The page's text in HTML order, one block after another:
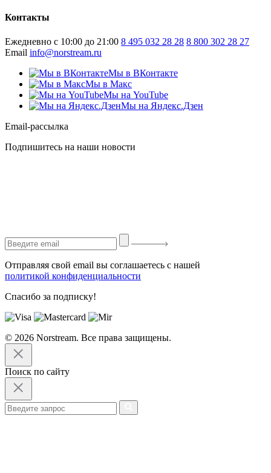
Контакты
Ежедневно с 10:00 до 21:00 8 495 032 28 28 8 800 302 28 27
Email info@norstream.ru
Мы в ВКонтакте
Мы в Макс
Мы на YouTube
Мы на Яндекс.Дзен
Email-рассылка
Подпишитесь на наши новости
Отправляя свой email вы соглашаетесь с нашей
политикой конфиденциальности
Спасибо за подписку!
© 2026 Norstream. Все права защищены.
Поиск по сайту